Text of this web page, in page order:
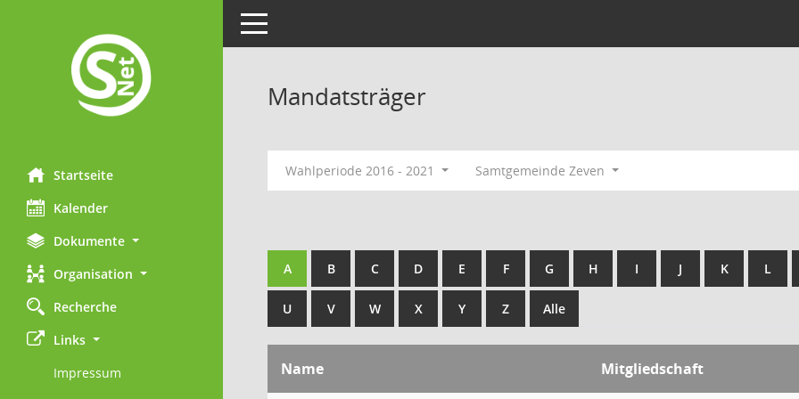
Startseite
Kalender
Dokumente
Organisation
Recherche
Links
Impressum
Toggle navigation
Mandatsträger
Wahlperiode 2016 - 2021 Samtgemeinde Zeven
A B C D E F G H I J K L
U V W X Y Z Alle
Name Mitgliedschaft